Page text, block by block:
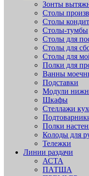
Зонты
Столы
Столы
Столы-тумбы
Столы для
Столы для
Столы для
Полки для
Ванны
Подставки
Модули
Шкафы
Стеллажи
Полки
Колоды для
Тележки
Линии раздачи
АСТА
ПАТША